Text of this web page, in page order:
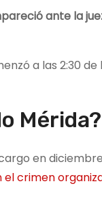
ante la
a las 2:30
Mérida?
en
el crimen